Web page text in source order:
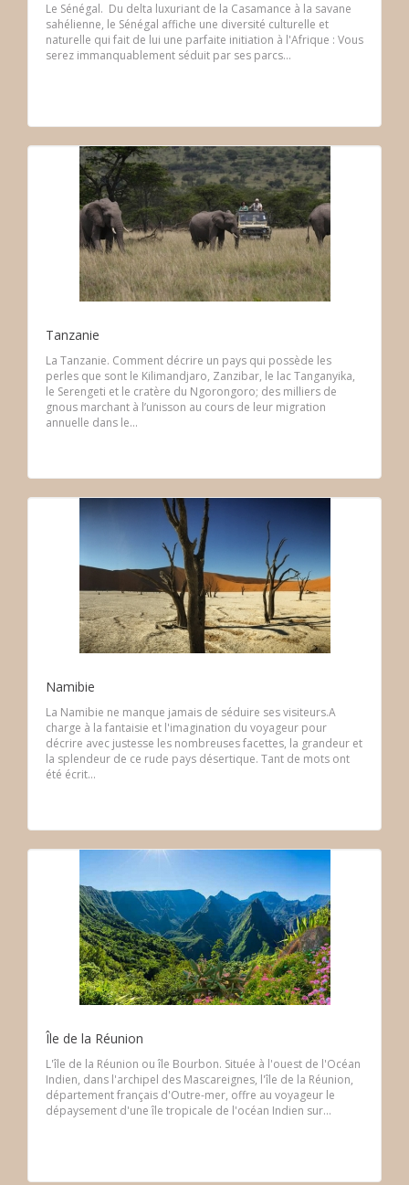
Le Sénégal. Du delta luxuriant de la Casamance à la savane
sahélienne, le Sénégal affiche une diversité culturelle et
naturelle qui fait de lui une parfaite initiation à l'Afrique : Vous
serez immanquablement séduit par ses parcs...
Tanzanie
La Tanzanie. Comment décrire un pays qui possède les
perles que sont le Kilimandjaro, Zanzibar, le lac Tanganyika,
le Serengeti et le cratère du Ngorongoro; des milliers de
gnous marchant à l’unisson au cours de leur migration
annuelle dans le...
Namibie
La Namibie ne manque jamais de séduire ses visiteurs.A
charge à la fantaisie et l'imagination du voyageur pour
décrire avec justesse les nombreuses facettes, la grandeur et
la splendeur de ce rude pays désertique. Tant de mots ont
été écrit...
Île de la Réunion
L'île de la Réunion ou île Bourbon. Située à l'ouest de l'Océan
Indien, dans l'archipel des Mascareignes, l'île de la Réunion,
département français d'Outre-mer, offre au voyageur le
dépaysement d'une île tropicale de l'océan Indien sur...